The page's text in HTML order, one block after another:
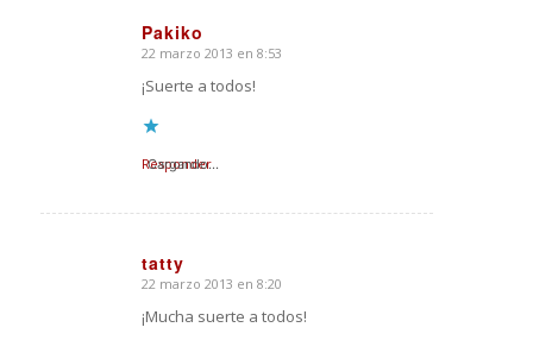
Pakiko
Dice:
22 marzo 2013 en 8:53
¡Suerte a todos!
Cargando...
Responder
tatty
Dice:
22 marzo 2013 en 8:20
¡Mucha suerte a todos!